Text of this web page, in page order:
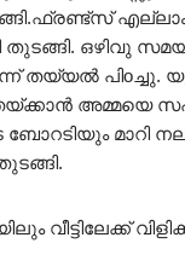
ഒഴിവു
തയ്യൽ പിoച്ചു.
അമ്മയെ
മാറി
വീട്ടിലേക്ക്